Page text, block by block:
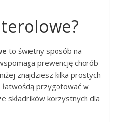
to świetny sposób na
prewencję chorób
znajdziesz kilka prostych
przygotować w
składników korzystnych dla